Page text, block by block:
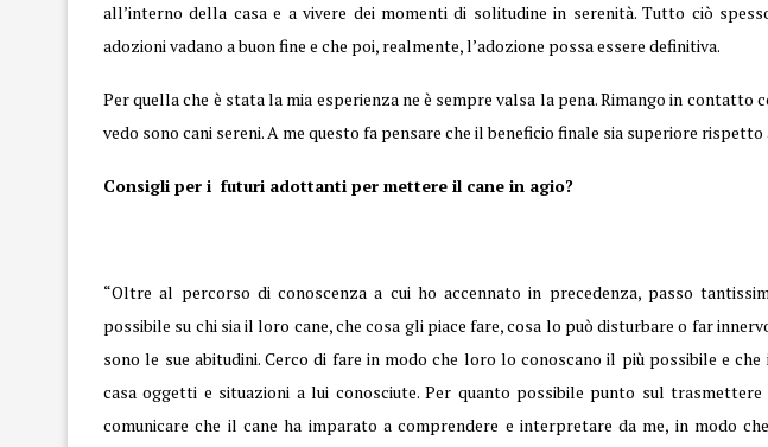
all’interno della casa e a vivere dei momenti di solitudine in serenità. Tutto ciò
adozioni vadano a buon fine e che poi, realmente, l’adozione possa essere definitiva.
Per quella che è stata la mia esperienza ne è sempre valsa la pena. Rimango in
vedo sono cani sereni. A me questo fa pensare che il beneficio finale sia superiore
Consigli per i futuri adottanti per mettere il cane in agio?
“Oltre al percorso di conoscenza a cui ho accennato in precedenza, passo
possibile su chi sia il loro cane, che cosa gli piace fare, cosa lo può disturbare o far
sono le sue abitudini. Cerco di fare in modo che loro lo conoscano il più possibile e
casa oggetti e situazioni a lui conosciute. Per quanto possibile punto sul
comunicare che il cane ha imparato a comprendere e interpretare da me, in modo